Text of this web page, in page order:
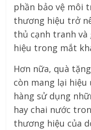
phần bảo vệ môi
thương hiệu trở
thủ cạnh tranh
hiệu trong mắt
Hơn nữa, quà
còn mang lại hiệu
hàng sử dụng
hay chai nước
thương hiệu của